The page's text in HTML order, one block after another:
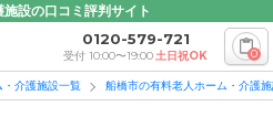
設の口コミ評判サイト
0120-579-721
受付 10:00〜19:00土日祝OK 0
介護施設一覧 船橋市の有料老人ホーム・介護